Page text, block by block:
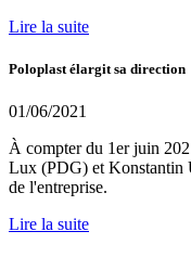
Lire la suite
Poloplast élargit sa direction
01/06/2021
À compter du 1er juin
Lux (PDG) et Konstantin
de l'entreprise.
Lire la suite